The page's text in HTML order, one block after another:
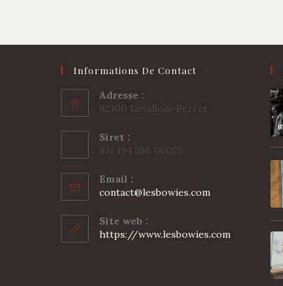
Informations De Contact
Adresse :
92300 Levallois-Perret
Siret :
831 194 386 00023
Email :
contact@lesbowies.com
Site web :
https://www.lesbowies.com